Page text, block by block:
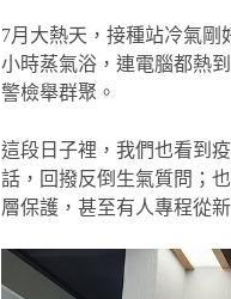
7月大熱天，接種站冷氣剛
小時蒸氣浴，連電腦都熱
警檢舉群聚。
這段日子裡，我們也看到
話，回撥反倒生氣質問；
層保護，甚至有人專程從